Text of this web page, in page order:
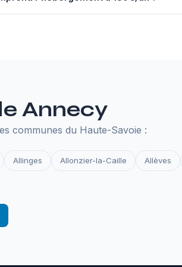
Annecy
communes du Haute-Savoie :
Allinges Allonzier-la-Caille Allèves